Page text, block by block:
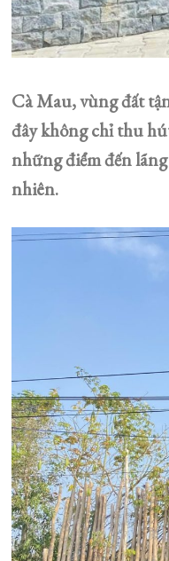
Cà Mau, vùng đất
đây không chỉ thu
những điểm đến
nhiên.